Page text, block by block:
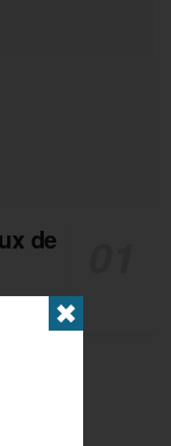
de
✖